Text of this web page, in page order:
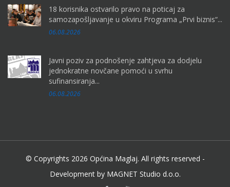
18 korisnika ostvarilo pravo na poticaj za
samozapošljavanje u okviru Programa „Prvi biznis“...
06.08.2026
Javni poziv za podnošenje zahtjeva za dodjelu
jednokratne novčane pomoći u svrhu
sufinansiranja...
06.08.2026
© Copyrights 2026 Općina Maglaj. All rights reserved -
Development by MAGNET Studio d.o.o.